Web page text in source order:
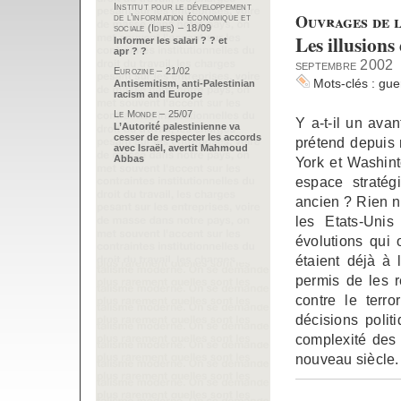
Ouvrages
Les illusions
septembre 2002
Mots-clés :
Y a-t-il un
prétend
York et
espace
ancien ? Rien
les Etats-
évolutions qui
étaient déjà à
permis de les
contre le
décisions
complexité
nouveau siècle.
Institut pour le développement
de l’information économique et
sociale (Idies) – 18/09
Informer les salari ? ? et
apr ? ?
Eurozine – 21/02
Antisemitism, anti-Palestinian
racism and Europe
Le Monde – 25/07
L’Autorité palestinienne va
cesser de respecter les accords
avec Israël, avertit Mahmoud
Abbas